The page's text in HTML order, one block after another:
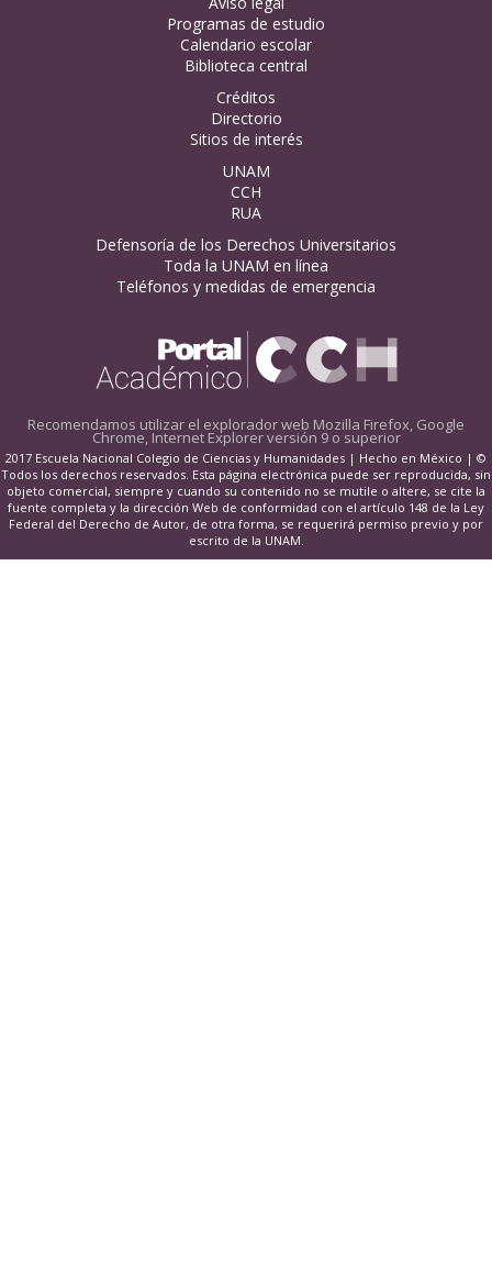
Programas de estudio
Calendario escolar
Biblioteca central
Créditos
Directorio
Sitios de interés
UNAM
CCH
RUA
Defensoría de los Derechos Universitarios
Toda la UNAM en línea
Teléfonos y medidas de emergencia
Recomendamos utilizar el explorador web Mozilla Firefox, Google
Chrome, Internet Explorer versión 9 o superior
2017 Escuela Nacional Colegio de Ciencias y Humanidades | Hecho en México | ©
Todos los derechos reservados. Esta página electrónica puede ser reproducida, sin
objeto comercial, siempre y cuando su contenido no se mutile o altere, se cite la
fuente completa y la dirección Web de conformidad con el artículo 148 de la Ley
Federal del Derecho de Autor, de otra forma, se requerirá permiso previo y por
escrito de la UNAM.